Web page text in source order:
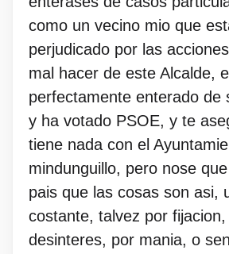
como un vecino mio que
perjudicado por las
mal hacer de este Alcalde,
perfectamente enterado de
y ha votado PSOE, y te
tiene nada con el
mindunguillo, pero nose
pais que las cosas son asi,
costante, talvez por
desinteres, por mania, o